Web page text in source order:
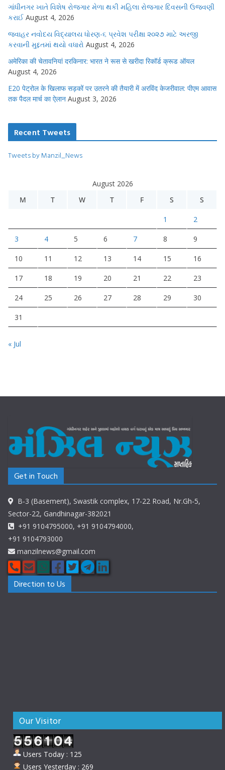
ગાંધીનગર ખાતે વિશેષ રોજગાર મેળા થકી મહિલા રોજગાર દિવસની ઉજવણી
કરાઈ August 4, 2026
જવાહર નવોદય વિદ્યાલય ધોરણ-૬ પ્રવેશ પરીક્ષા ૨૦૨૭ માટે અરજી
કરવાની મુદ્દતમાં થયો વધારો August 4, 2026
अमेरिका की चेतावनियां दरकिनार: भारत ने रूस से खरीदा रिकॉर्ड क्रूड ऑयल
August 4, 2026
E20 पेट्रोल के खिलाफ सड़कों पर उतरने की तैयारी में अरविंद केजरीवाल: पीएम आवास
तक पैदल मार्च का ऐलान August 3, 2026
Recent Tweets
Tweets by Manzil_News
August 2026
M
T W T F S S
1 2
3 4 5 6 7 8 9
10 11 12 13 14 15 16
17 18 19 20 21 22 23
24 25 26 27 28 29 30
31
« Jul
Get in Touch
B-3 (Basement), Swastik complex, 17-22 Road, Nr.Gh-5,
Sector-22, Gandhinagar-382021
+91 9104795000, +91 9104794000,
+91 9104793000
manzilnews@gmail.com
Direction to Us
Our Visitor
Users Today : 125
Users Yesterday : 269